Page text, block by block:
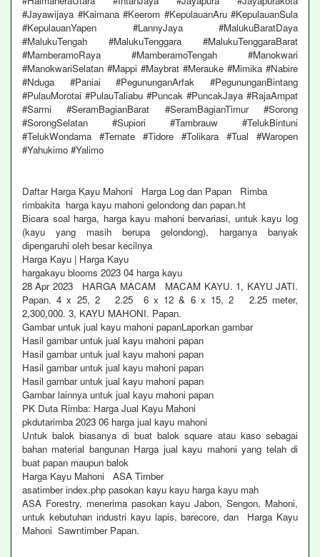
#Jayawijaya #Kaimana #Keerom #KepulauanAru #KepulauanSula
#KepulauanYapen #LannyJaya #MalukuBaratDaya
#MalukuTengah #MalukuTenggara #MalukuTenggaraBarat
#MamberamoRaya #MamberamoTengah #Manokwari
#ManokwariSelatan #Mappi #Maybrat #Merauke #Mimika #Nabire
#Nduga #Paniai #PegununganArfak #PegununganBintang
#PulauMorotai #PulauTaliabu #Puncak #PuncakJaya #RajaAmpat
#Sarmi #SeramBagianBarat #SeramBagianTimur #Sorong
#SorongSelatan #Supiori #Tambrauw #TelukBintuni
#TelukWondama #Ternate #Tidore #Tolikara #Tual #Waropen
#Yahukimo #Yalimo
Daftar Harga Kayu Mahoni Harga Log dan Papan Rimba
rimbakita harga kayu mahoni gelondong dan papan.ht
Bicara soal harga, harga kayu mahoni bervariasi, untuk kayu log
(kayu yang masih berupa gelondong), harganya banyak
dipengaruhi oleh besar kecilnya
Harga Kayu | Harga Kayu
hargakayu blooms 2023 04 harga kayu
28 Apr 2023 HARGA MACAM MACAM KAYU. 1, KAYU JATI.
Papan. 4 x 25, 2 2.25 6 x 12 & 6 x 15, 2 2.25 meter,
2,300,000. 3, KAYU MAHONI. Papan.
Gambar untuk jual kayu mahoni papanLaporkan gambar
Hasil gambar untuk jual kayu mahoni papan
Hasil gambar untuk jual kayu mahoni papan
Hasil gambar untuk jual kayu mahoni papan
Hasil gambar untuk jual kayu mahoni papan
Gambar lainnya untuk jual kayu mahoni papan
PK Duta Rimba: Harga Jual Kayu Mahoni
pkdutarimba 2023 06 harga jual kayu mahoni
Untuk balok biasanya di buat balok square atau kaso sebagai
bahan material bangunan Harga jual kayu mahoni yang telah di
buat papan maupun balok
Harga Kayu Mahoni ASA Timber
asatimber index.php pasokan kayu kayu harga kayu mah
ASA Forestry, menerima pasokan kayu Jabon, Sengon, Mahoni,
untuk kebutuhan industri kayu lapis, barecore, dan Harga Kayu
Mahoni Sawntimber Papan.